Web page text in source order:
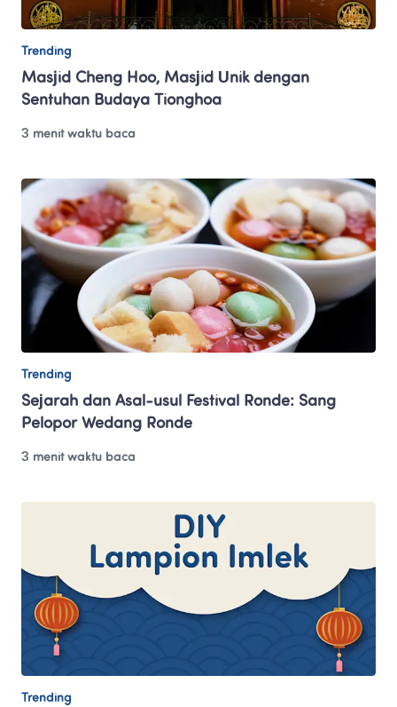
Trending
Masjid Cheng Hoo, Masjid Unik dengan
Sentuhan Budaya Tionghoa
3 menit waktu baca
Trending
Sejarah dan Asal-usul Festival Ronde: Sang
Pelopor Wedang Ronde
3 menit waktu baca
Trending